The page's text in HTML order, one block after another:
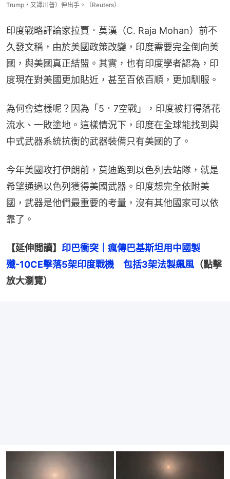
Trump，又譯川普）伸出手。（Reuters）
‌印度戰略評論家拉賈．莫漢（C. Raja Mohan）‌前不
久發文稱，由於美國政策改變，印度需要完全倒向美
國，與美國真正結盟。其實，也有印度學者認為，印
度現在對美國更加貼近，甚至百依百順，更加馴服。
為何會這樣呢？因為「5．7空戰」，印度被打得落花
流水、一敗塗地。這樣情況下，印度在全球能找到與
中式武器系統抗衡的武器裝備只有美國的了。
今年美國攻打伊朗前，莫迪跑到以色列去站隊，就是
希望通過以色列獲得美國武器。印度想完全依附美
國，武器是他們最重要的考量，沒有其他國家可以依
靠了。
【延伸閲讀】 印巴衝突｜瘋傳巴基斯坦用中國製
殲-10CE擊落5架印度戰機　包括3架法製飆風 （點擊
放大瀏覽）